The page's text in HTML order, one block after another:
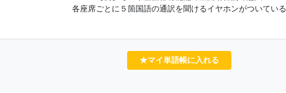
各座席ごとに５箇国語の通訳を聞けるイヤホンがついている
★マイ単語帳に入れる